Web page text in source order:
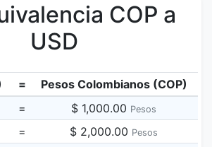
COP a
USD
=
Pesos Colombianos (COP)
= $ 1,000.00 Pesos
= $ 2,000.00 Pesos